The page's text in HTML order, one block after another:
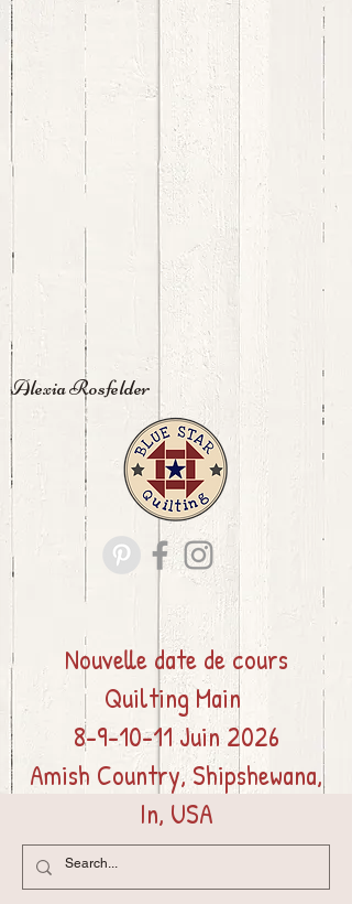
Alexia Rosfelder
Nouvelle date de cours
QuiltingMain
8-9-10-11 Juin 2026
Amish Country, Shipshewana,
In, USA